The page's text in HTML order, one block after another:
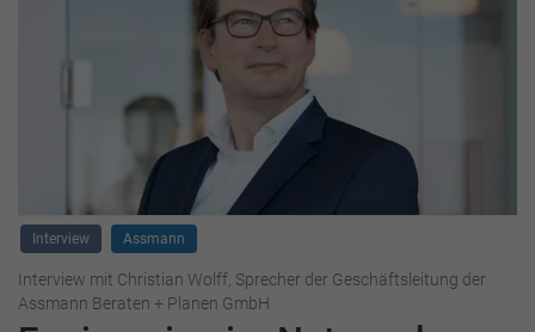
Interview Assmann
Interview mit Christian Wolff, Sprecher der Geschäftsleitung der
Assmann Beraten + Planen GmbH